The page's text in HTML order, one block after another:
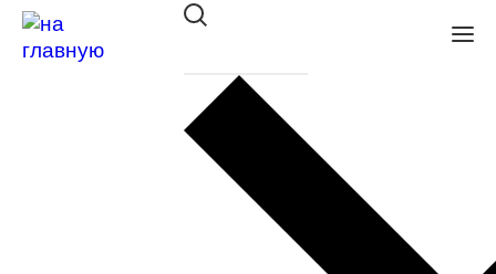
Скидка 1000 рублей на первую
покупку МКЛ MiSight 1 day
До окончании акции осталось:
04